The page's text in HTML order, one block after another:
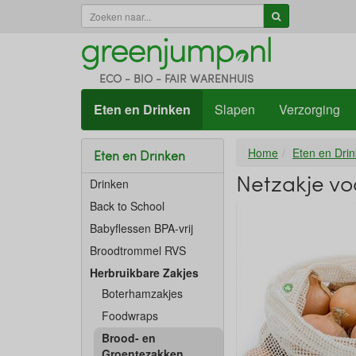
ECO - BIO - FAIR WARENHUIS
Eten en Drinken Slapen Verzorging
Eten en Drinken
Drinken
Back to School
Babyflessen BPA-vrij
Broodtrommel RVS
Herbruikbare Zakjes
Boterhamzakjes
Foodwraps
Brood- en
Home Eten en
Netzakje